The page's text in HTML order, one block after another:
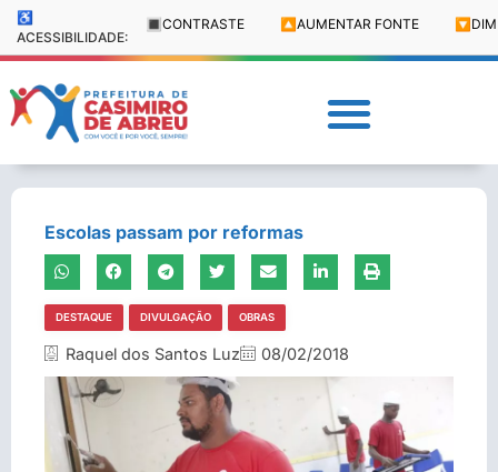
♿
ACESSIBILIDADE:
🔳 CONTRASTE 🔼 AUMENTAR FONTE 🔽
Escolas passam por reformas
DESTAQUE DIVULGAÇÃO OBRAS
Raquel dos Santos Luz 08/02/2018